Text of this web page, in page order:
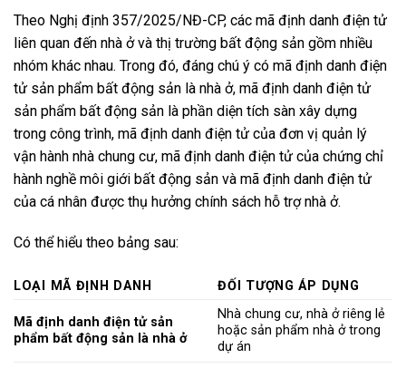
Theo Nghị định 357/2025/NĐ-CP, các mã định danh điện tử
liên quan đến nhà ở và thị trường bất động sản gồm nhiều
nhóm khác nhau. Trong đó, đáng chú ý có mã định danh điện
tử sản phẩm bất động sản là nhà ở, mã định danh điện tử
sản phẩm bất động sản là phần diện tích sàn xây dựng
trong công trình, mã định danh điện tử của đơn vị quản lý
vận hành nhà chung cư, mã định danh điện tử của chứng chỉ
hành nghề môi giới bất động sản và mã định danh điện tử
của cá nhân được thụ hưởng chính sách hỗ trợ nhà ở.
Có thể hiểu theo bảng sau:
LOẠI MÃ ĐỊNH DANH ĐỐI TƯỢNG ÁP DỤNG
Mã định danh điện tử sản
phẩm bất động sản là nhà ở
Nhà chung cư, nhà ở riêng lẻ
hoặc sản phẩm nhà ở trong
dự án